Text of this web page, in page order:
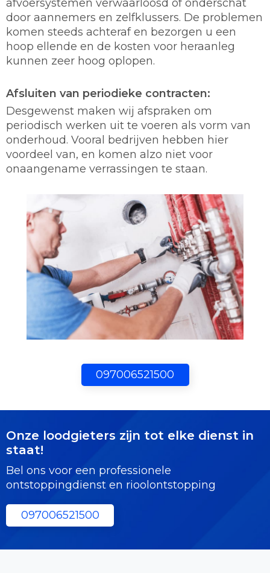
097006521500
afvoersystemen verwaarloosd of onderschat
door aannemers en zelfklussers. De problemen
komen steeds achteraf en bezorgen u een
hoop ellende en de kosten voor heraanleg
kunnen zeer hoog oplopen.
Afsluiten van periodieke contracten:
Desgewenst maken wij afspraken om
periodisch werken uit te voeren als vorm van
onderhoud. Vooral bedrijven hebben hier
voordeel van, en komen alzo niet voor
onaangename verrassingen te staan.
Onze loodgieters zijn tot elke dienst in
staat!
Bel ons voor een professionele
ontstoppingdienst en rioolontstopping
097006521500